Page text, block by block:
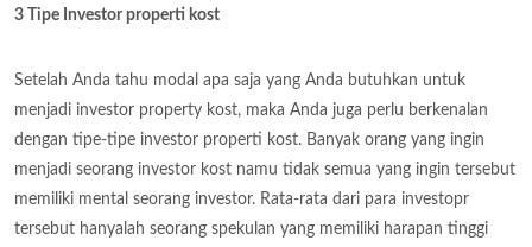
3 Tipe Investor properti kost
Setelah Anda tahu modal apa saja yang Anda butuhkan untuk
menjadi investor property kost, maka Anda juga perlu berkenalan
dengan tipe-tipe investor properti kost. Banyak orang yang ingin
menjadi seorang investor kost namu tidak semua yang ingin tersebut
memiliki mental seorang investor. Rata-rata dari para investopr
tersebut hanyalah seorang spekulan yang memiliki harapan tinggi